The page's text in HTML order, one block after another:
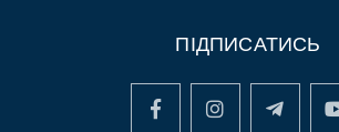
ПІДПИСАТИСЬ